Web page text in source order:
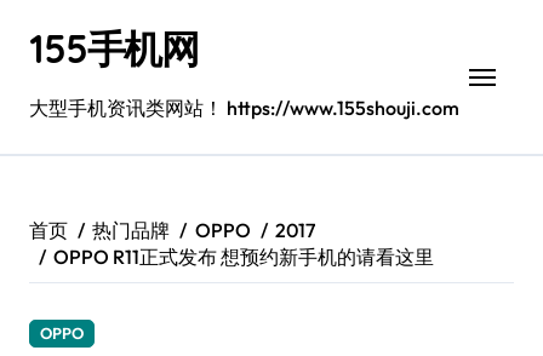
155手机网
大型手机资讯类网站！ https://www.155shouji.com
首页 热门品牌 OPPO
2017
OPPO R11正式发布 想预约新手机的请看这里
OPPO